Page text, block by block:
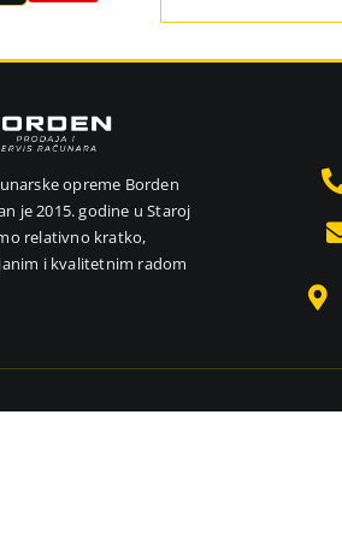
opreme Borden
je 2015. godine u Staroj
relativno kratko,
i kvalitetnim radom